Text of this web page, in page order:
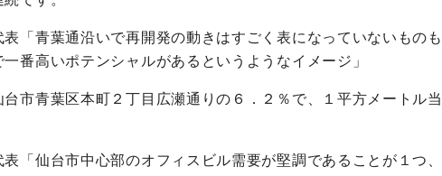
「青葉通沿いで再開発の動きはすごく表になっていないものも
番高いポテンシャルがあるというようなイメージ」
市青葉区本町２丁目広瀬通りの６．２％で、１平方メートル当
「仙台市中心部のオフィスビル需要が堅調であることが１つ、